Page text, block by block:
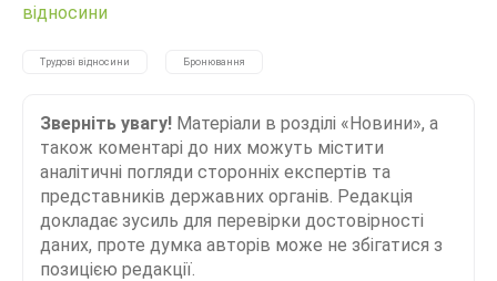
відносини
Трудові відносини Бронювання
Зверніть увагу! Матеріали в розділі «Новини», а
також коментарі до них можуть містити
аналітичні погляди сторонніх експертів та
представників державних органів. Редакція
докладає зусиль для перевірки достовірності
даних, проте думка авторів може не збігатися з
позицією редакції.